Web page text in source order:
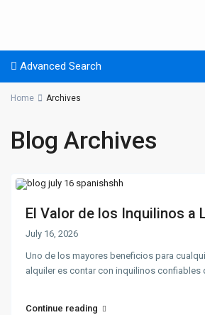
Advanced Search
Home Archives
Blog Archives
El Valor de los Inquilinos a
July 16, 2026
Uno de los mayores beneficios para
alquiler es contar con inquilinos confiables
Continue reading